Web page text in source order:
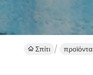
Σπίτι προϊόντα